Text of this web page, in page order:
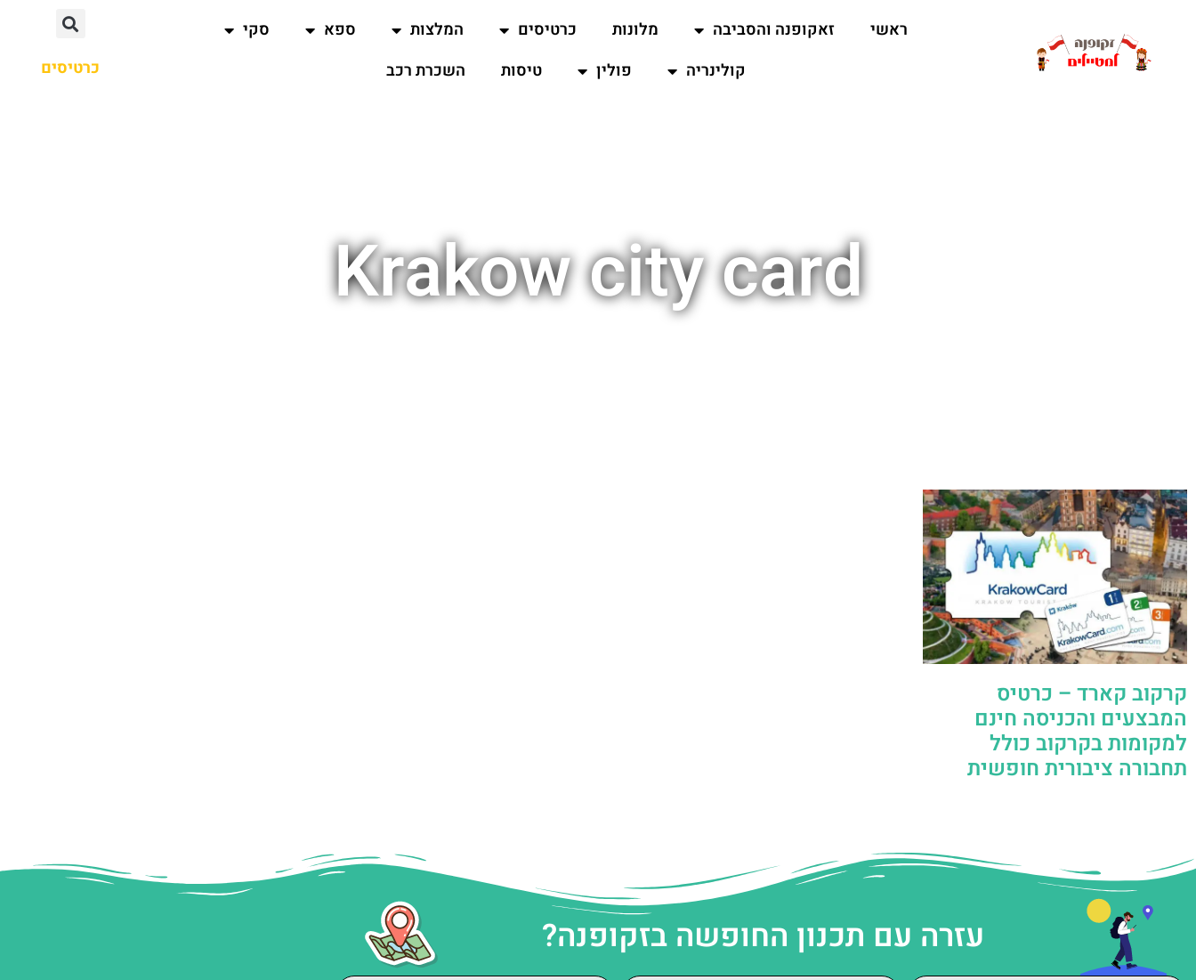
ראשי זאקופנה והסביבה מלונות כרטיסים המלצות ספא
סקי
קולינריה
פולין טיסות השכרת רכב כרטיסים
Krakow city card
קרקוב קארד – כרטיס
המבצעים והכניסה חינם
למקומות בקרקוב כולל
תחבורה ציבורית חופשית
עזרה עם תכנון החופשה בזקופנה?